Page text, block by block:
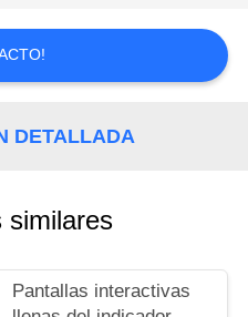
DETALLADA
similares
Pantallas interactivas